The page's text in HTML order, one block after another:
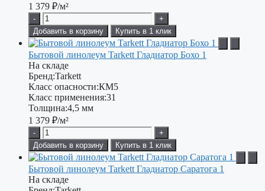
1 379 ₽/м²
-
+
Добавить в корзину
Купить в 1 клик
Бытовой линолеум Tarkett Гладиатор Бохо 1
На складе
Бренд:Tarkett
Класс опасности:КМ5
Класс применения:31
Толщина:4,5 мм
1 379 ₽/м²
-
+
Добавить в корзину
Купить в 1 клик
Бытовой линолеум Tarkett Гладиатор Саратога 1
На складе